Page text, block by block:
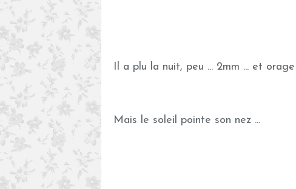
Il a plu la nuit, peu ... 2mm ... et
Mais le soleil pointe son nez ...